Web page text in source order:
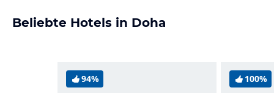
Beliebte Hotels in Doha
94% 100%